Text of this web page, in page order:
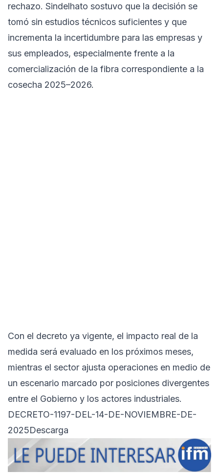
rechazo. Sindelhato sostuvo que la decisión se
tomó sin estudios técnicos suficientes y que
incrementa la incertidumbre para las empresas y
sus empleados, especialmente frente a la
comercialización de la fibra correspondiente a la
cosecha 2025–2026.
Con el decreto ya vigente, el impacto real de la
medida será evaluado en los próximos meses,
mientras el sector ajusta operaciones en medio de
un escenario marcado por posiciones divergentes
entre el Gobierno y los actores industriales.
DECRETO-1197-DEL-14-DE-NOVIEMBRE-DE-
2025Descarga